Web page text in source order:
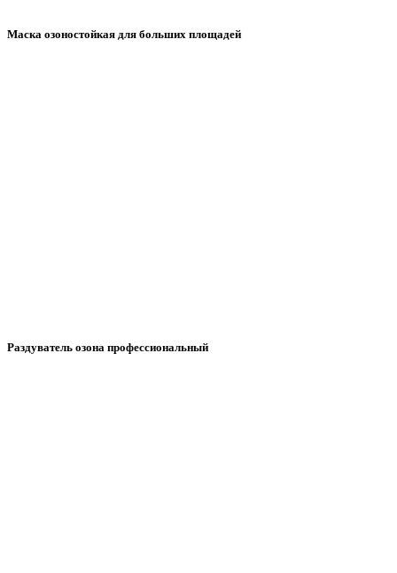
Маска озоностойкая для больших площадей
Раздуватель озона профессиональный